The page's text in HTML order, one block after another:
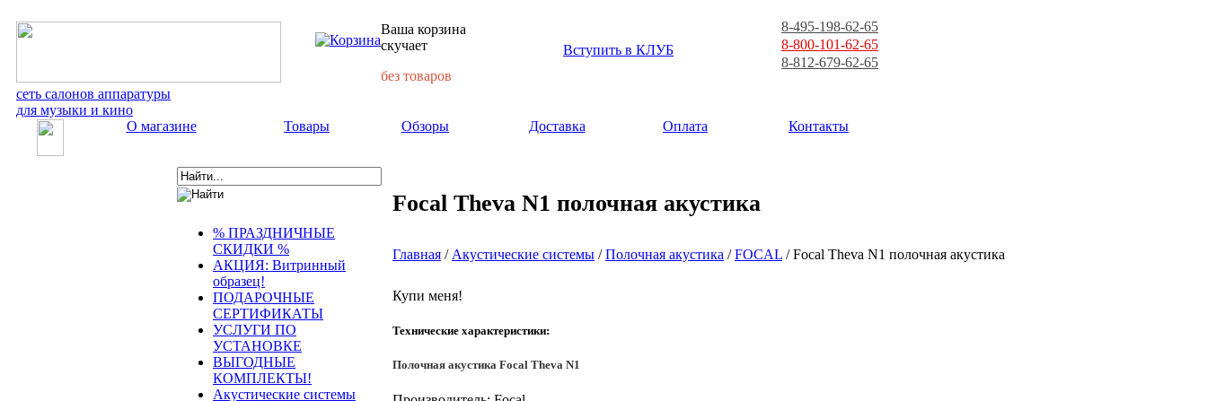
сеть салонов аппаратуры
для музыки и кино
Ваша корзина
скучает
без товаров
Вступить в КЛУБ
8-495-198-62-65
8-800-101-62-65
8-812-679-62-65
О магазине Товары Обзоры Доставка Оплата Контакты
% ПРАЗДНИЧНЫЕ
СКИДКИ %
АКЦИЯ: Витринный
образец!
ПОДАРОЧНЫЕ
СЕРТИФИКАТЫ
УСЛУГИ ПО
УСТАНОВКЕ
ВЫГОДНЫЕ
КОМПЛЕКТЫ!
Акустические системы
Focal Theva N1 полочная акустика
Главная / Акустические системы /Полочная акустика /FOCAL / Focal Theva N1 полочная акустика
Купи меня!
Технические характеристики:
Полочная акустика Focal Theva N1